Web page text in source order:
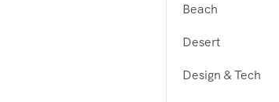
Beach
Desert
Design & Tech